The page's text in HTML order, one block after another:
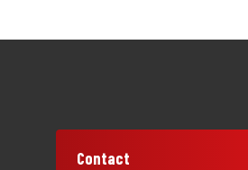
Contact